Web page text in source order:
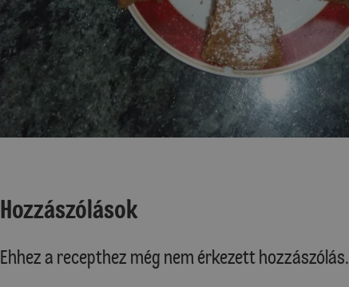
Hozzászólások
Ehhez a recepthez még nem érkezett hozzászólás.